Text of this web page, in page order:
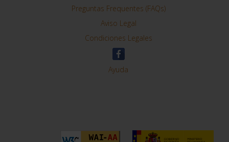
Preguntas Frequentes (FAQs)
Aviso Legal
Condiciones Legales
Ayuda